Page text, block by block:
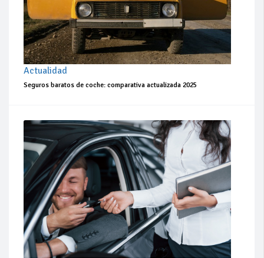
Actualidad
Seguros baratos de coche: comparativa actualizada 2025